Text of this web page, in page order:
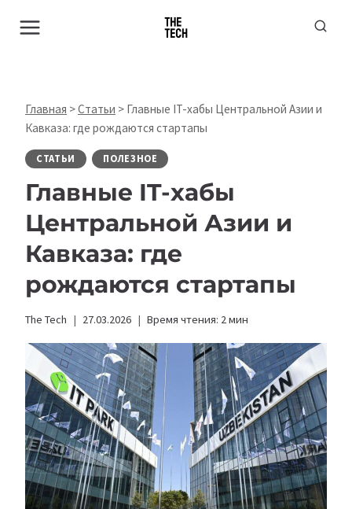
Главная >Статьи > Главные IT-хабы Центральной Азии и
Кавказа: где рождаются стартапы
СТАТЬИ ПОЛЕЗНОЕ
Главные IT-хабы
Центральной Азии и
Кавказа: где
рождаются стартапы
The Tech 27.03.2026 Время чтения: 2мин